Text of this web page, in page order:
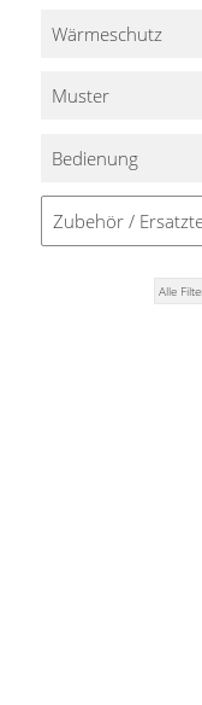
Wärme­schutz
Muster
Bedienung
Zubehör /
Alle